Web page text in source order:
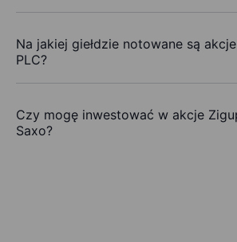
Na jakiej giełdzie notowane są
PLC?
Czy mogę inwestować w akcje
Saxo?